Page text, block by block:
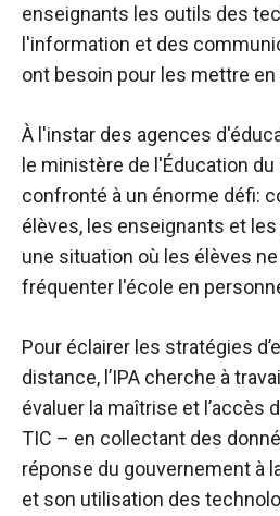
enseignants les outils des
l'information et des
ont besoin pour les mettre
À l'instar des agences
le ministère de l'Éducation
confronté à un énorme défi:
élèves, les enseignants et
une situation où les élèves
fréquenter l'école en
Pour éclairer les stratégies
distance, l’IPA cherche à
évaluer la maîtrise et l’accès
TIC – en collectant des
réponse du gouvernement à
et son utilisation des